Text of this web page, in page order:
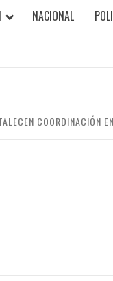
NACIONAL
COORDINACIÓN